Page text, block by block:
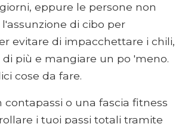
eppure le persone non
di cibo per
evitare di impacchettare i chili,
più e mangiare un po 'meno.
cose da fare.
contapassi o una fascia fitness
i tuoi passi totali tramite